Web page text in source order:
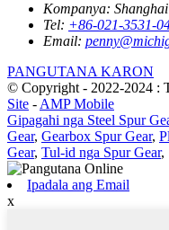
Kompanya:
Tel: +86-021-3531-
Email:
PANGUTANA KARON
© Copyright - 2022-2024 :
Site - AMP Mobile
Gipagahi nga Steel Spur
Gear, Gearbox Spur Gear,
Gear, Tul-id nga Spur Gear,
Ipadala ang Email
x